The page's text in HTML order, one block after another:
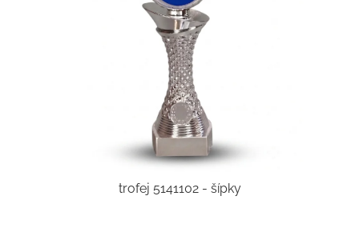
trofej 5141102 - šípky